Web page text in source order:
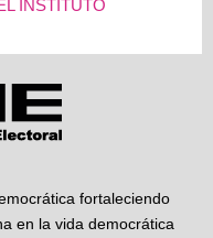
INSTITUTO
fortaleciendo
en la vida democrática